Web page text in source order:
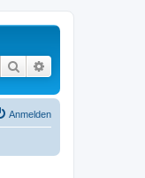
Suche
Anmelden